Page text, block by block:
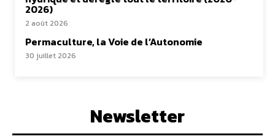
2026)
2 août 2026
Permaculture, la Voie de l’Autonomie
30 juillet 2026
Newsletter